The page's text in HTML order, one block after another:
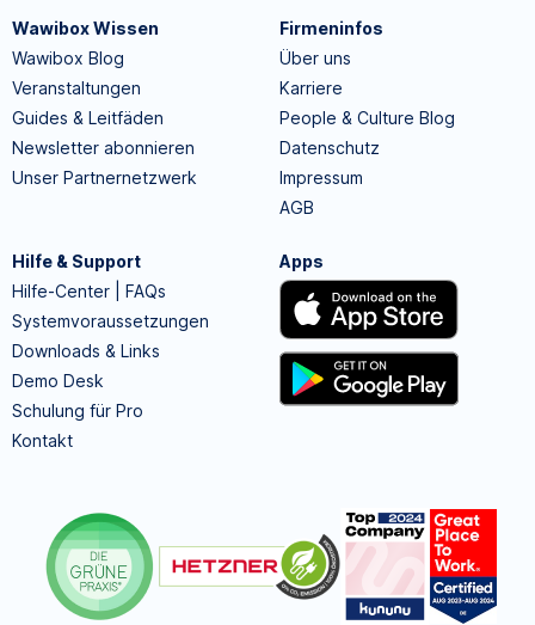
Wawibox Wissen
Wawibox Blog
Veranstaltungen
Guides & Leitfäden
Newsletter abonnieren
Unser Partnernetzwerk
Firmeninfos
Über uns
Karriere
People & Culture Blog
Datenschutz
Impressum
AGB
Hilfe & Support
Hilfe-Center | FAQs
Systemvoraussetzungen
Downloads & Links
Demo Desk
Schulung für Pro
Kontakt
Apps